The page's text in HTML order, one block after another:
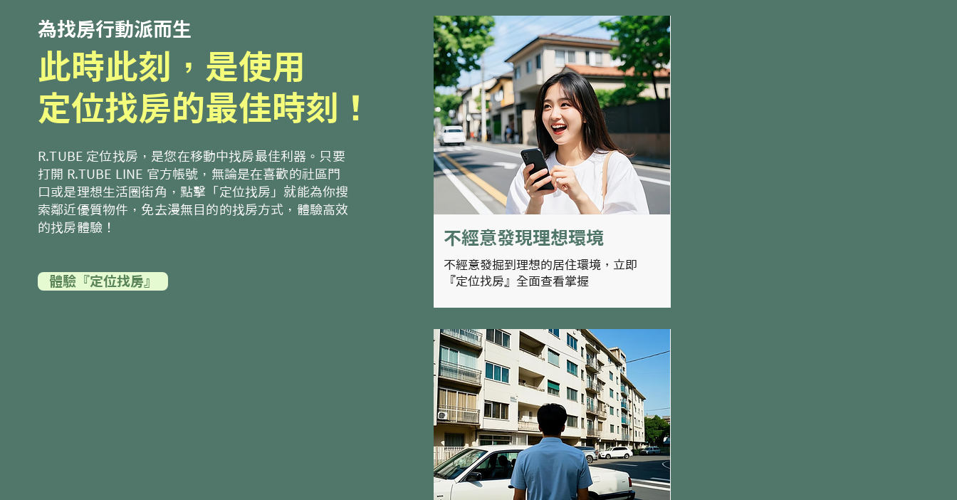
為找房行動派而生
此時此刻，是使用
定位找房的最佳時刻！
R.TUBE 定位找房，是您在移動中找房最佳利器。只要
打開 R.TUBE LINE 官方帳號，無論是在喜歡的社區門
口或是理想生活圈街角，點擊「定位找房」就能為你搜
索鄰近優質物件，免去漫無目的的找房方式，體驗高效
的找房體驗！
不經意發現理想環境
不經意發掘到理想的居住環境，立即
『定位找房』全面查看掌握
體驗『定位找房』